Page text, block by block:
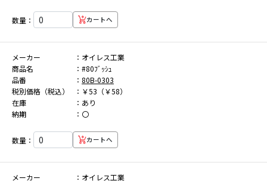
数量： カートへ
メーカー
オイレス工業
商品名
#80ﾌﾞｯｼｭ
品番
80B-0303
税別価格（税込）
￥53（￥58）
在庫
あり
納期
〇
数量： カートへ
メーカー
オイレス工業